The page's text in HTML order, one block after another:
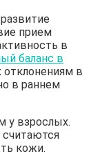
прием
в
баланс в
отклонениям в
в раннем
у взрослых.
кожи.